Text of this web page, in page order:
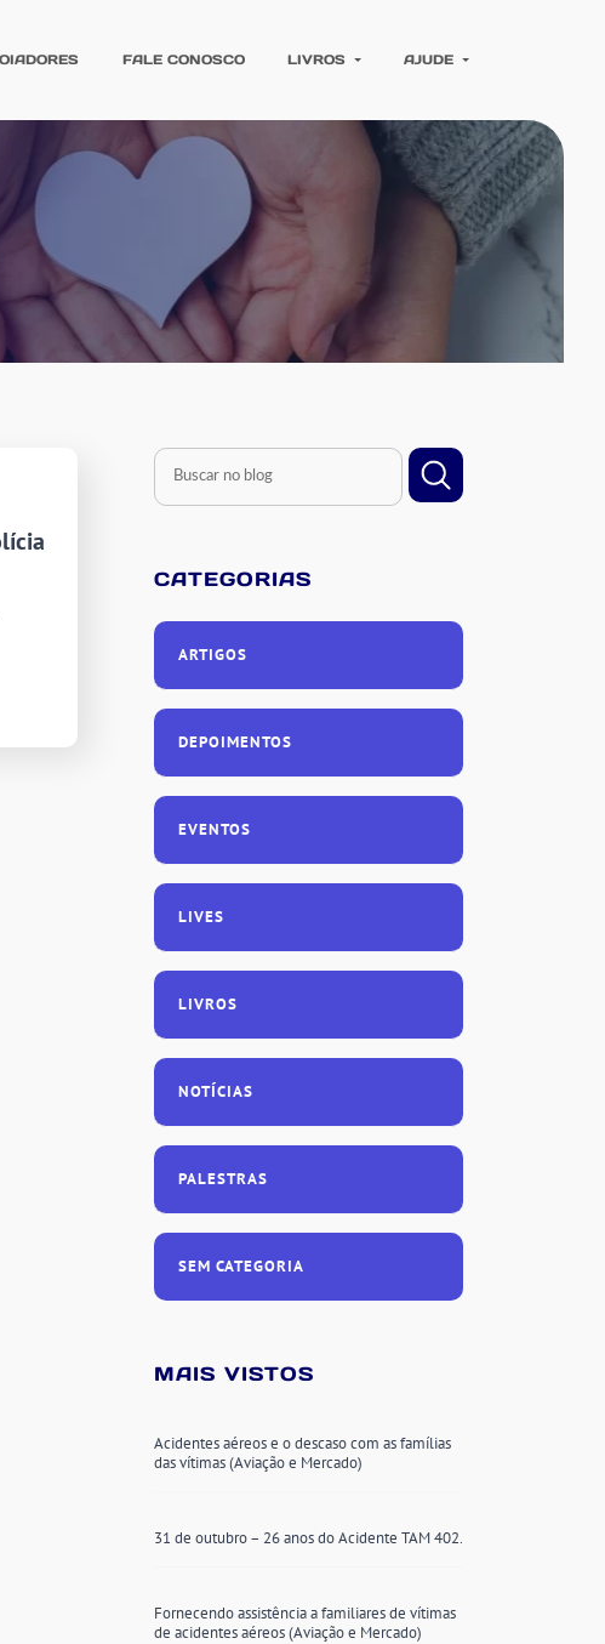
FALE CONOSCO LIVROS AJUDE
CATEGORIAS
ARTIGOS
DEPOIMENTOS
EVENTOS
LIVES
LIVROS
NOTÍCIAS
PALESTRAS
SEM CATEGORIA
MAIS VISTOS
Acidentes aéreos e o descaso com as famílias
das vítimas (Aviação e Mercado)
31 de outubro – 26 anos do Acidente TAM 402.
Fornecendo assistência a familiares de vítimas
de acidentes aéreos (Aviação e Mercado)